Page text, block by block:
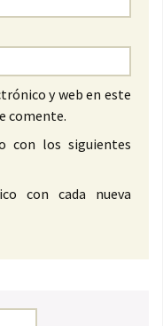
y web en este
comente.
con los siguientes
con cada nueva